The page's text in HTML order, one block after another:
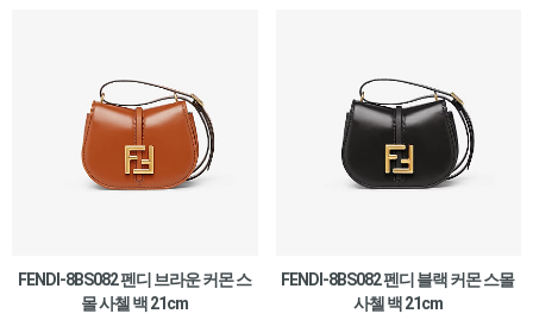
FENDI-8BS082 펜디 브라운 커몬 스
몰 사첼 백 21cm
FENDI-8BS082 펜디 블랙 커몬 스몰
사첼 백 21cm